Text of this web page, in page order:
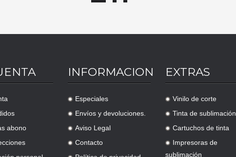
abono
INFORMACION
.
Especiales
.
Envíos y devoluciones.
.
Aviso Legal
.
Contacto
EXTRAS
.
Vinilo de corte
.
Tinta de sublimación
.
Cartuchos de tinta
.
Impresoras de
sublimación